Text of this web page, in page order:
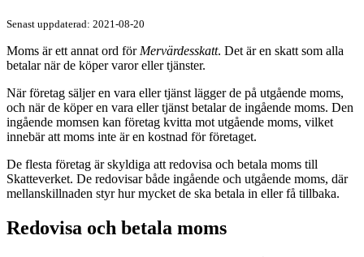
Senast uppdaterad: 2021-08-20
Moms är ett annat ord för Mervärdesskatt. Det är en skatt som alla
betalar när de köper varor eller tjänster.
När företag säljer en vara eller tjänst lägger de på utgående moms,
och när de köper en vara eller tjänst betalar de ingående moms. Den
ingående momsen kan företag kvitta mot utgående moms, vilket
innebär att moms inte är en kostnad för företaget.
De flesta företag är skyldiga att redovisa och betala moms till
Skatteverket. De redovisar både ingående och utgående moms, där
mellanskillnaden styr hur mycket de ska betala in eller få tillbaka.
Redovisa och betala moms